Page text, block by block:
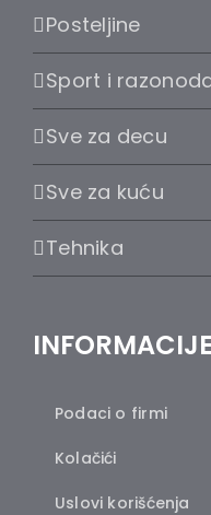
Posteljine
Sport i
Sve za decu
Sve za kuću
Tehnika
INFORMACIJE
Podaci o firmi
Kolačići
Uslovi korišćenja